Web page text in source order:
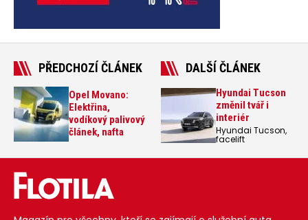
PŘEDCHOZÍ ČLÁNEK
Opel Movano:
Elektřina,
vodíkový palivový
článek, nafta
DALŠÍ ČLÁNEK
Hyundai Tucson
změnil tvář i
interiér
Hyundai Tucson,
facelift